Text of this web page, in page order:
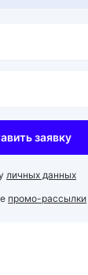
заявку
личных данных
промо-рассылки